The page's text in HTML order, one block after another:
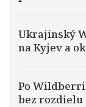
Ukrajinský
na Kyjev a
Po
bez rozdielu